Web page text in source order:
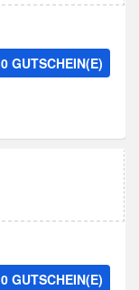
0 GUTSCHEIN(E)
0 GUTSCHEIN(E)